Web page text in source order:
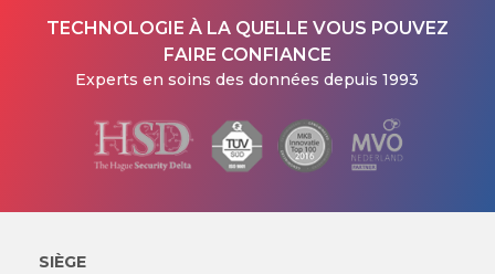
TECHNOLOGIE À LA QUELLE VOUS POUVEZ
FAIRE CONFIANCE
Experts en soins des données depuis 1993
SIÈGE